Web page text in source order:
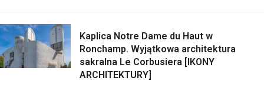
Kaplica Notre Dame du Haut w
Ronchamp. Wyjątkowa architektura
sakralna Le Corbusiera [IKONY
ARCHITEKTURY]